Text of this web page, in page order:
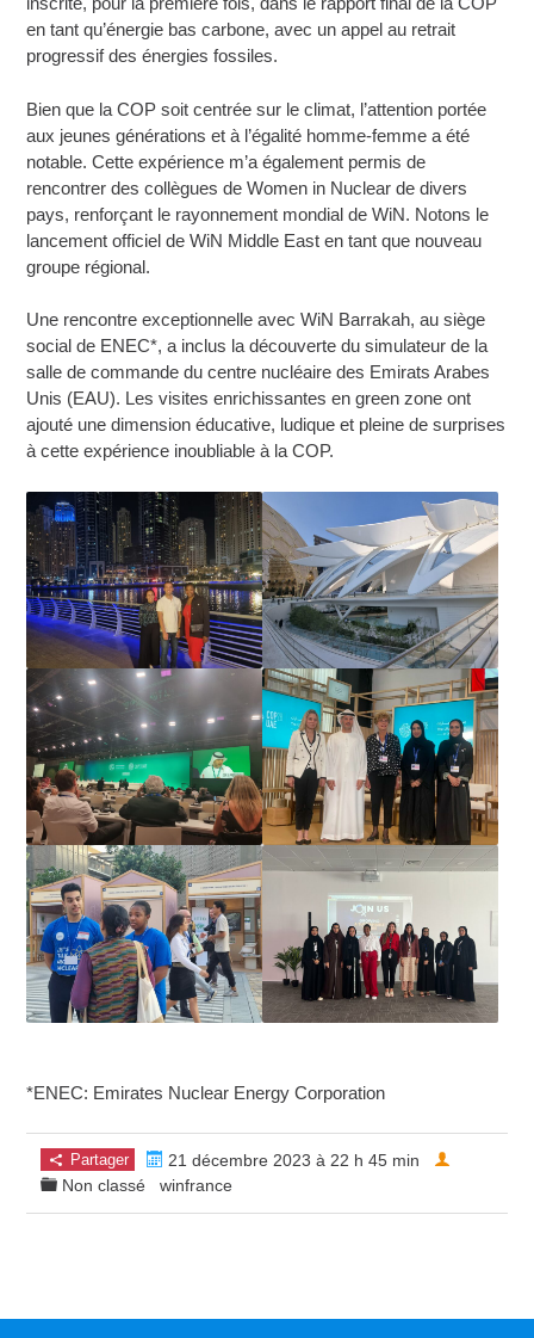
en tant qu’énergie bas carbone, avec un appel au retrait
progressif des énergies fossiles.
Bien que la COP soit centrée sur le climat, l’attention portée
aux jeunes générations et à l’égalité homme-femme a été
notable. Cette expérience m’a également permis de
rencontrer des collègues de Women in Nuclear de divers
pays, renforçant le rayonnement mondial de WiN. Notons le
lancement officiel de WiN Middle East en tant que nouveau
groupe régional.
Une rencontre exceptionnelle avec WiN Barrakah, au siège
social de ENEC*, a inclus la découverte du simulateur de la
salle de commande du centre nucléaire des Emirats Arabes
Unis (EAU). Les visites enrichissantes en green zone ont
ajouté une dimension éducative, ludique et pleine de surprises
à cette expérience inoubliable à la COP.
*ENEC: Emirates Nuclear Energy Corporation
Partager
21 décembre 2023 à 22 h 45 min
Non classé
winfrance